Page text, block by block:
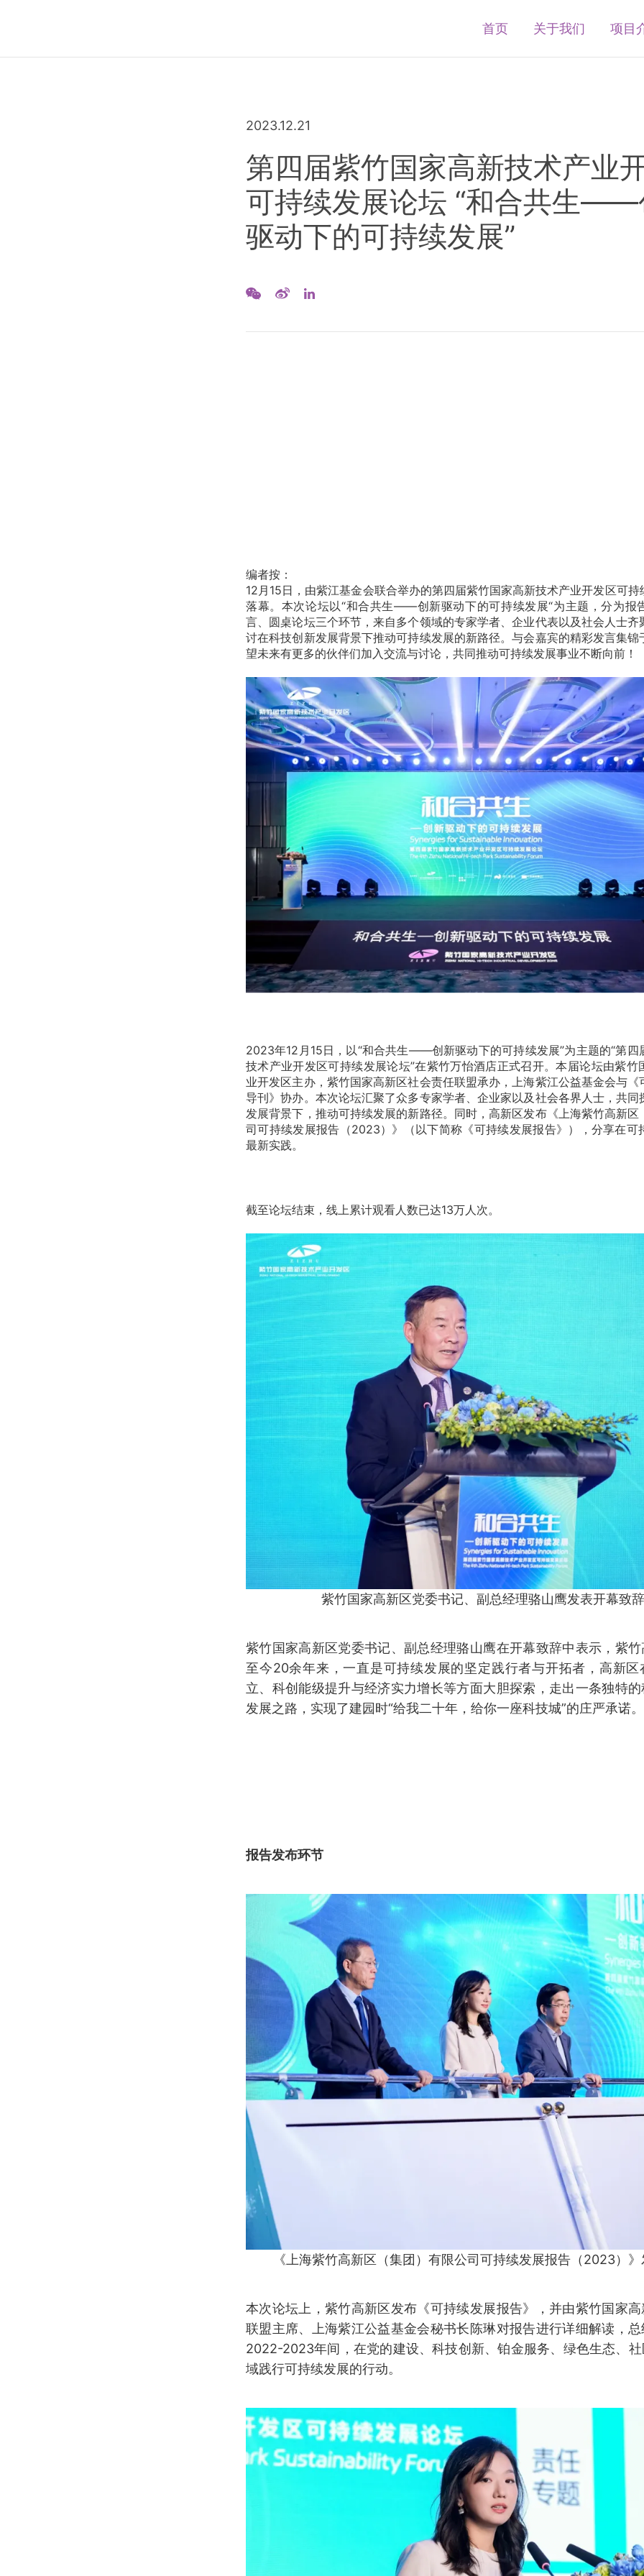
首页 关于我们 项目
2023.12.21
第四届紫竹国家高新技术产业
可持续发展论坛 “和合共生——
驱动下的可持续发展”
编者按：
12月15日，由紫江基金会联合举办的第四届紫竹国家高新技术产业开发区可持
落幕。本次论坛以“和合共生——创新驱动下的可持续发展“为主题，分为报
言、圆桌论坛三个环节，来自多个领域的专家学者、企业代表以及社会人士齐
讨在科技创新发展背景下推动可持续发展的新路径。与会嘉宾的精彩发言集锦
望未来有更多的伙伴们加入交流与讨论，共同推动可持续发展事业不断向前！
2023年12月15日，以“和合共生——创新驱动下的可持续发展”为主题的“第四
技术产业开发区可持续发展论坛”在紫竹万怡酒店正式召开。本届论坛由紫竹
业开发区主办，紫竹国家高新区社会责任联盟承办，上海紫江公益基金会与《
导刊》协办。本次论坛汇聚了众多专家学者、企业家以及社会各界人士，共同
发展背景下，推动可持续发展的新路径。同时，高新区发布《上海紫竹高新区
司可持续发展报告（2023）》（以下简称《可持续发展报告》），分享在可
最新实践。
截至论坛结束，线上累计观看人数已达13万人次。
紫竹国家高新区党委书记、副总经理骆山鹰发表开幕致辞
紫竹国家高新区党委书记、副总经理骆山鹰在开幕致辞中表示，紫
至今20余年来，一直是可持续发展的坚定践行者与开拓者，高新区
立、科创能级提升与经济实力增长等方面大胆探索，走出一条独特
发展之路，实现了建园时“给我二十年，给你一座科技城”的庄严承诺。
报告发布环节
《上海紫竹高新区（集团）有限公司可持续发展报告（2023）
本次论坛上，紫竹高新区发布《可持续发展报告》，并由紫竹国家
联盟主席、上海紫江公益基金会秘书长陈琳对报告进行详细解读，
2022-2023年间，在党的建设、科技创新、铂金服务、绿色生态、
域践行可持续发展的行动。